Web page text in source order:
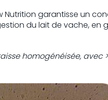
Nutrition garantisse un
du lait de vache,
homogénéisée,